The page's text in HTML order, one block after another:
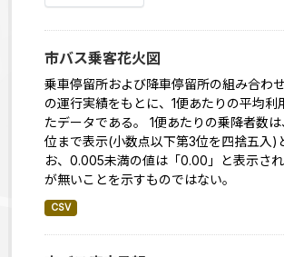
市バス乗客花火図
乗車停留所および降車停留所の組み合わ
の運行実績をもとに、1便あたりの平均利
たデータである。 1便あたりの乗降者数
位まで表示(小数点以下第3位を四捨五入)
お、0.005未満の値は「0.00」と表示さ
が無いことを示すものではない。
CSV